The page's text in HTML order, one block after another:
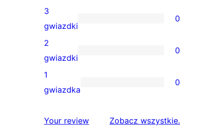
gwiazdkowych
recenzji
4-
gwiazdkowych
0
recenzji
3-
gwiazdkowych
3
gwiazdki
0
0
recenzji
2-
2
gwiazdki
0
0
1-
1
gwiazdka
0
Your review Zobacz wszystkierecenzje
.